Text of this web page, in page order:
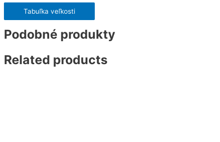
Tabuľka veľkosti
Podobné produkty
Related products